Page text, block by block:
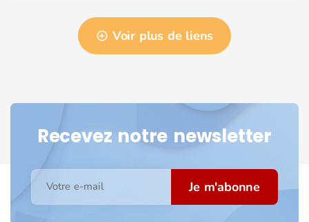
Voir plus de liens
Recevez notre newsletter
Votre e-mail Je m'abonne